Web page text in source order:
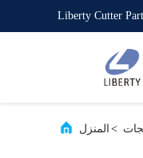
Liberty Cutter
المنزل >